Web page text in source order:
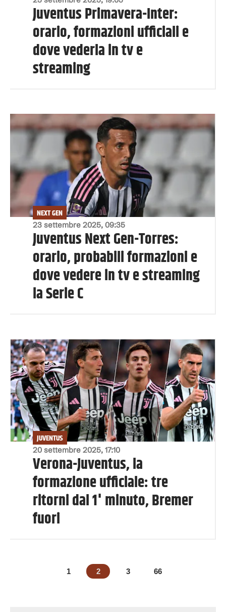
Juventus Primavera-Inter:
orario, formazioni ufficiali e
dove vederla in tv e
streaming
23 settembre 2025, 09:35
NEXT GEN
Juventus Next Gen-Torres:
orario, probabili formazioni e
dove vedere in tv e streaming
la Serie C
20 settembre 2025, 17:10
JUVENTUS
Verona-Juventus, la
formazione ufficiale: tre
ritorni dal 1' minuto, Bremer
fuori
1 2 3 66